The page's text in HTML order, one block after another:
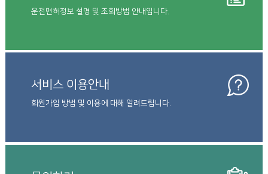
운전면허정보 설명 및 조회방법 안내입니다.
서비스 이용안내
회원가입 방법 및 이용에 대해 알려드립니다.